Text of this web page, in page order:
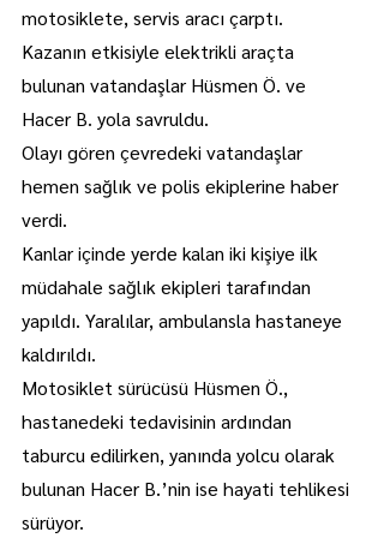
motosiklete, servis aracı çarptı.
Kazanın etkisiyle elektrikli araçta
bulunan vatandaşlar Hüsmen Ö. ve
Hacer B. yola savruldu.
Olayı gören çevredeki vatandaşlar
hemen sağlık ve polis ekiplerine haber
verdi.
Kanlar içinde yerde kalan iki kişiye ilk
müdahale sağlık ekipleri tarafından
yapıldı. Yaralılar, ambulansla hastaneye
kaldırıldı.
Motosiklet sürücüsü Hüsmen Ö.,
hastanedeki tedavisinin ardından
taburcu edilirken, yanında yolcu olarak
bulunan Hacer B.’nin ise hayati tehlikesi
sürüyor.